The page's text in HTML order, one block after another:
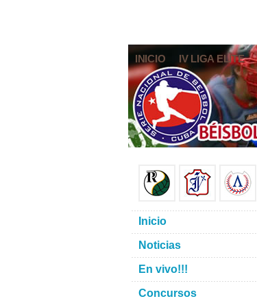
INICIO IV LIGA ELITE
Inicio
Noticias
En vivo!!!
Concursos